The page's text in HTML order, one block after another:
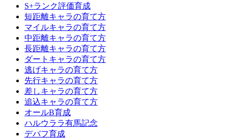
S+ランク評価育成
短距離キャラの育て方
マイルキャラの育て方
中距離キャラの育て方
長距離キャラの育て方
ダートキャラの育て方
逃げキャラの育て方
先行キャラの育て方
差しキャラの育て方
追込キャラの育て方
オールB育成
ハルウララ有馬記念
デバフ育成